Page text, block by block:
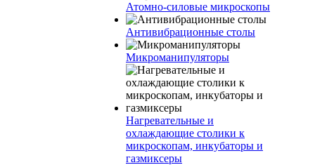
Атомно-силовые микроскопы
Антивибрационные столы
Микроманипуляторы
Нагревательные и
охлаждающие столики к
микроскопам, инкубаторы и
газмиксеры